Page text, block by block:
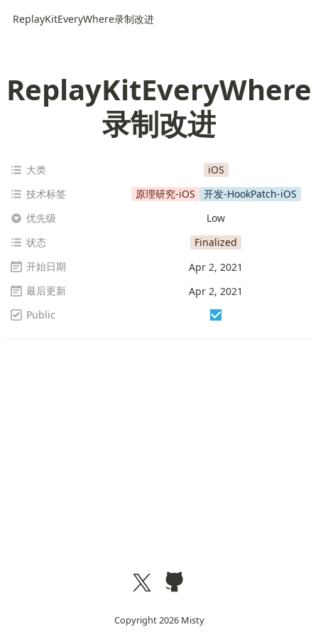
ReplayKitEveryWhere录制改进
ReplayKitEveryWhere
录制改进
大类
iOS
技术标签
原理研究-iOS
开发-HookPatch-iOS
优先级
Low
状态
Finalized
开始日期
Apr 2, 2021
最后更新
Apr 2, 2021
Public
Copyright2026 Misty